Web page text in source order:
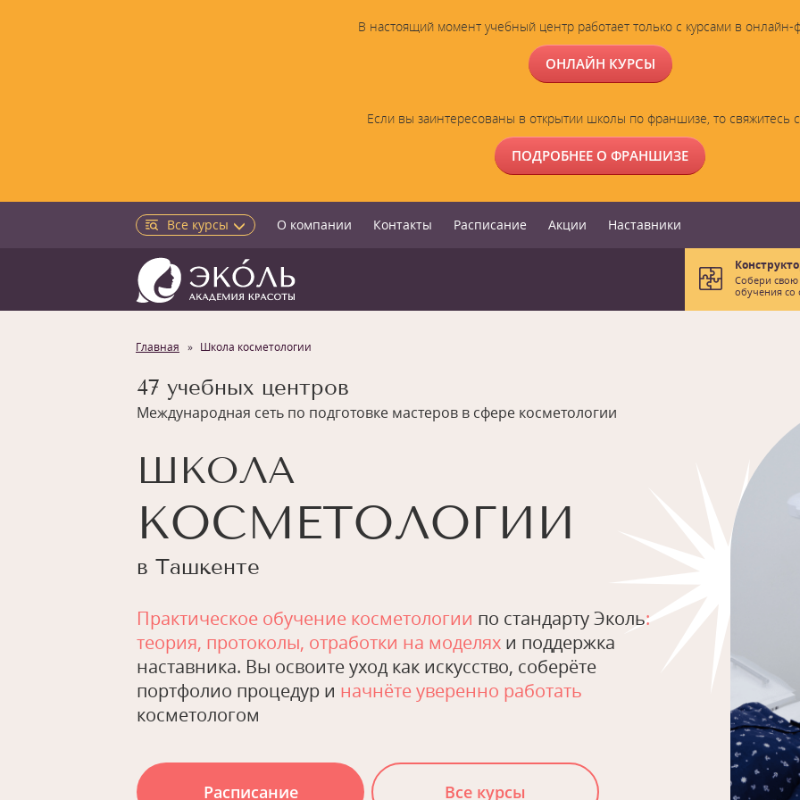
В настоящий момент учебный центр работает только с курсами в онлайн-
ОНЛАЙН КУРСЫ
Если вы заинтересованы в открытии школы по франшизе, то свяжитесь
ПОДРОБНЕЕ О ФРАНШИЗЕ
Все курсы О компании Контакты Расписание Акции Наставники
Собери
обучения со
Главная Школа косметологии
47 учебных центров
Международная сеть по подготовке мастеров в сфере косметологии
ШКОЛА
КОСМЕТОЛОГИИ
в Ташкенте
Практическое обучение косметологии по стандарту Эколь:
теория, протоколы, отработки на моделях и поддержка
наставника. Вы освоите уход как искусство, соберёте
портфолио процедур и начнёте уверенно работать
косметологом
Расписание Все курсы